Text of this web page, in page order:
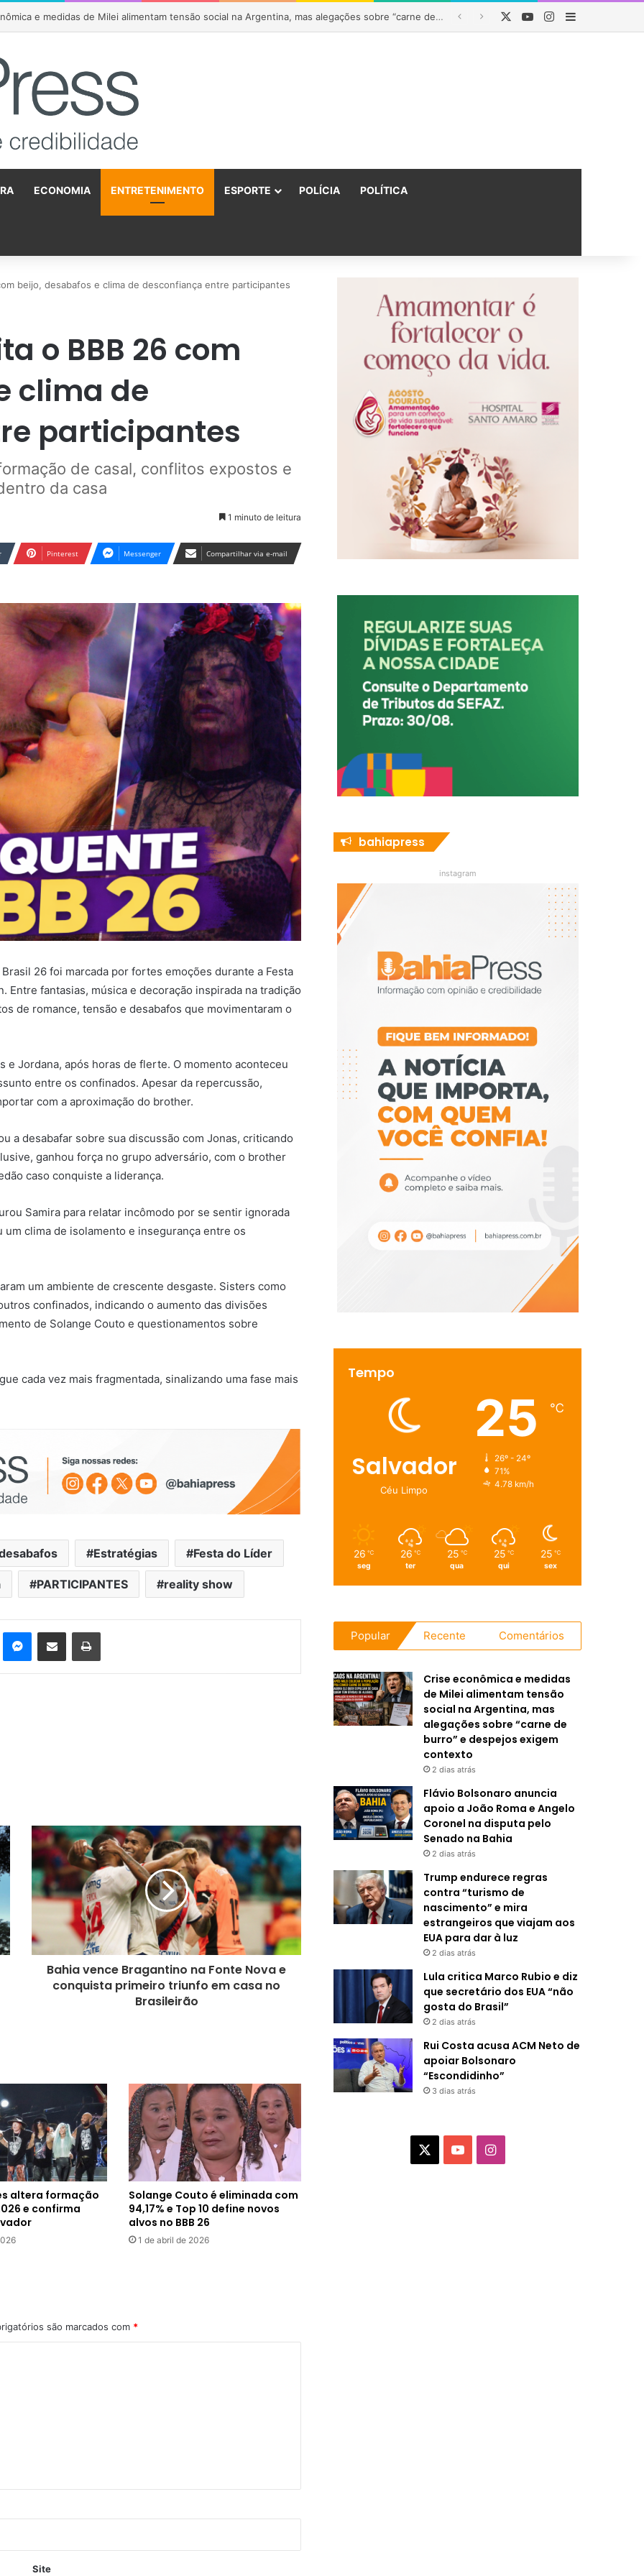
anuncia apoio a João Roma e Angelo Coronel na disputa pelo Senado na Bahia YouTubeInstagram
ECONOMIA ENTRETENIMENTO ESPORTE POLÍCIA POLÍTICA
beijo, desabafos e clima de desconfiança entre participantes
o BBB 26 com
clima de
participantes
de casal, conflitos expostos e
da casa
1 minuto de leitura
Pinterest Messenger Compartilhar via e-mail
26 foi marcada por fortes emoções durante a Festa
Entre fantasias, música e decoração inspirada na tradição
de romance, tensão e desabafos que movimentaram o
Jordana, após horas de flerte. O momento aconteceu
entre os confinados. Apesar da repercussão,
com a aproximação do brother.
a desabafar sobre sua discussão com Jonas, criticando
ganhou força no grupo adversário, com o brother
caso conquiste a liderança.
Samira para relatar incômodo por se sentir ignorada
clima de isolamento e insegurança entre os
um ambiente de crescente desgaste. Sisters como
confinados, indicando o aumento das divisões
de Solange Couto e questionamentos sobre
cada vez mais fragmentada, sinalizando uma fase mais
Estratégias Festa do Líder
PARTICIPANTES reality show
Bahia vence Bragantino na Fonte Nova e
conquista primeiro triunfo em casa no
Brasileirão
altera formação
e confirma
Solange Couto é eliminada com
94,17% e Top 10 define novos
alvos no BBB 26
1 de abril de 2026
são marcados com *
Site
bahiapress
instagram
Tempo
Salvador
Céu Limpo
25 ℃
26º - 24º
71%
4.78 km/h
26 ℃
seg
26 ℃
ter
25 ℃
qua
25 ℃
qui
25 ℃
sex
Popular Recente Comentários
Crise econômica e medidas
de Milei alimentam tensão
social na Argentina, mas
alegações sobre “carne de
burro” e despejos exigem
contexto
2 dias atrás
Flávio Bolsonaro anuncia
apoio a João Roma e Angelo
Coronel na disputa pelo
Senado na Bahia
2 dias atrás
Trump endurece regras
contra “turismo de
nascimento” e mira
estrangeiros que viajam aos
EUA para dar à luz
2 dias atrás
Lula critica Marco Rubio e diz
que secretário dos EUA “não
gosta do Brasil”
2 dias atrás
Rui Costa acusa ACM Neto de
apoiar Bolsonaro
“Escondidinho”
3 dias atrás
Y
I